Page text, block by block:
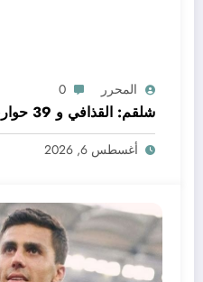
المحرر 0
شلقم: القذافي و 39 حواري
أغسطس 6, 2026